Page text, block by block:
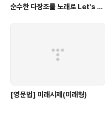
순수한 다장조를 노래로 Let's G
[영문법] 미래시제(미래형)